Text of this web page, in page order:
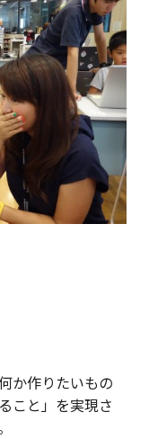
か作りたいもの
こと」を実現さ